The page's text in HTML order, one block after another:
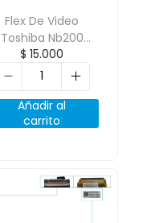
Flex De Video
Toshiba Nb200
Nb205 Pn:
Dc02000S000
$ 15.000
Añadir al
carrito